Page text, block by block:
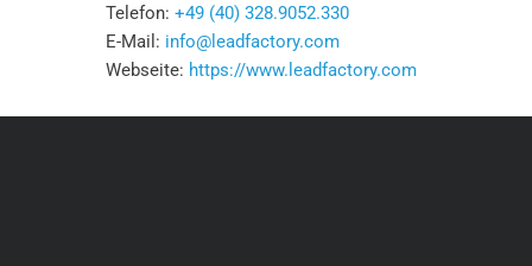
Telefon:+49 (40) 328.9052.330
E-Mail: info@leadfactory.com
Webseite: https://www.leadfactory.com